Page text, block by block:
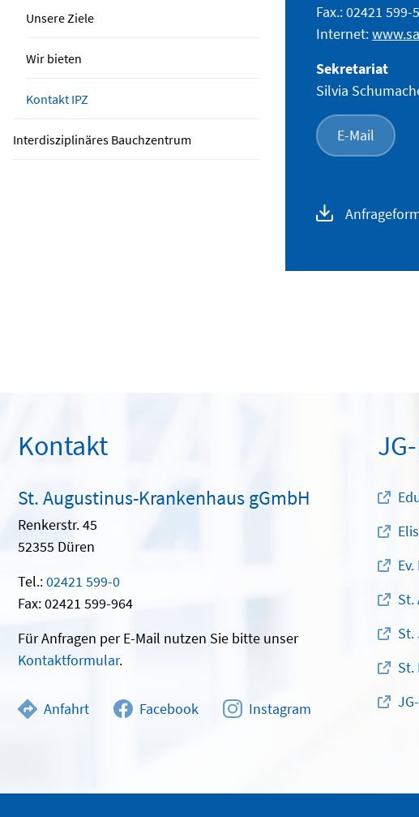
Unsere Ziele
Wir bieten
Kontakt IPZ
Interdisziplinäres Bauchzentrum
Fax.: 02421 599-
Internet:
Sekretariat
Silvia
E-Mail
Kontakt
St. Augustinus-Krankenhaus gGmbH
Renkerstr. 45
52355 Düren
Tel.:02421 599-0
Fax: 02421 599-964
Für Anfragen per E-Mail nutzen Sie bitte unser
Kontaktformular.
Anfahrt Facebook Instagram
St.
St.
St.